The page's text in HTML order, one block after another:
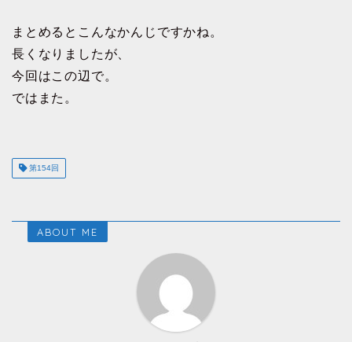
まとめるとこんなかんじですかね。
長くなりましたが、
今回はこの辺で。
ではまた。
第154回
ABOUT ME